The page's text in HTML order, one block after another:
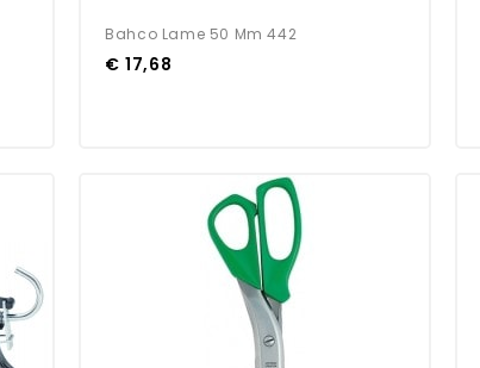
Bahco Lame 50 Mm 442
€ 17,68